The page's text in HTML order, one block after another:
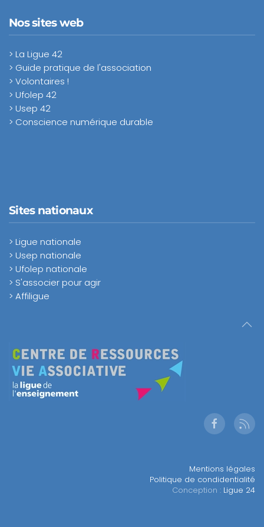
Nos sites web
> La Ligue 42
> Guide pratique de l'association
> Volontaires !
> Ufolep 42
> Usep 42
> Conscience numérique durable
Sites nationaux
> Ligue nationale
> Usep nationale
> Ufolep nationale
> S'associer pour agir
> Affiligue
Mentions légales
Politique de condidentialité
Conception : Ligue 24